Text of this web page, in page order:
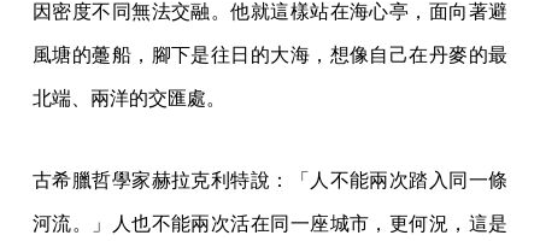
因密度不同無法交融。他就這樣站在海心亭，面向著避
風塘的躉船，腳下是往日的大海，想像自己在丹麥的最
北端、兩洋的交匯處。
古希臘哲學家赫拉克利特說：「人不能兩次踏入同一條
河流。」人也不能兩次活在同一座城市，更何況，這是